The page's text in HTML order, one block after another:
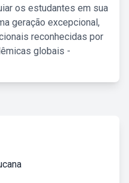
os estudantes em sua
geração excepcional,
reconhecidas por
globais -